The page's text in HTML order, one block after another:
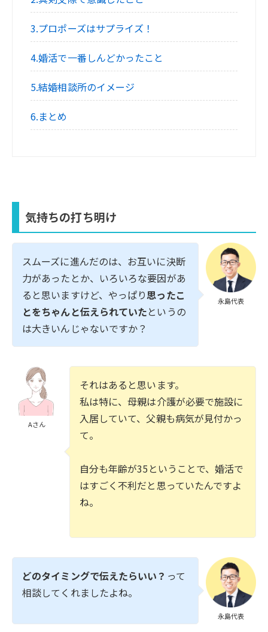
3.プロポーズはサプライズ！
4.婚活で一番しんどかったこと
5.結婚相談所のイメージ
6.まとめ
気持ちの打ち明け
永島代表
スムーズに進んだのは、お互いに決断
力があったとか、いろいろな要因があ
ると思いますけど、やっぱり思ったこ
とをちゃんと伝えられていたというの
は大きいんじゃないですか？
Aさん
それはあると思います。
私は特に、母親は介護が必要で施設に
入居していて、父親も病気が見付かっ
て。
自分も年齢が35ということで、婚活で
はすごく不利だと思っていたんですよ
ね。
永島代表
どのタイミングで伝えたらいい？ って
相談してくれましたよね。